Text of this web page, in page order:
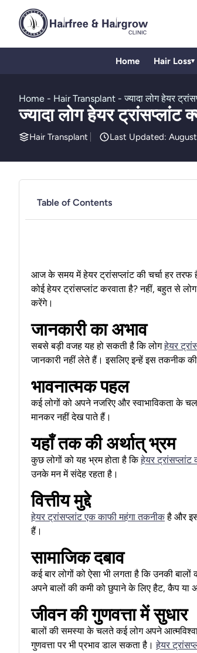
Home Hair Loss▾
Home - Hair Transplant -ज्यादा लोग हेयर
ज्यादा लोग हेयर ट्रांसप्लांट
Hair Transplant Last Updated:
Table of Contents
आज के समय में हेयर ट्रांसप्लांट की चर्चा हर तरफ
कोई हेयर ट्रांसप्लांट करवाता है? नहीं, बहुत से
करेंगे।
जानकारी का अभाव
सबसे बड़ी वजह यह हो सकती है कि लोगहेयर
जानकारी नहीं लेते हैं। इसलिए इन्हें इस तकनीक की
भावनात्मक पहल
कई लोगों को अपने नजरिए और स्वाभाविकता के
मानकर नहीं देख पाते हैं।
यहाँ तक की अर्थात् भ्रम
कुछ लोगों को यह भ्रम होता है किहेयर ट्रांसप्लांट
उनके मन में संदेह रहता है।
वित्तीय मुद्दे
हेयर ट्रांसप्लांट एक काफी महंगा तकनीकहै और
हैं।
सामाजिक दबाव
कई बार लोगों को ऐसा भी लगता है कि उनकी
अपने बालों की कमी को छुपाने के लिए हैट, कैप या
जीवन की गुणवत्ता में सुधार
बालों की समस्या के चलते कई लोग अपने
गुणवत्ता पर भी प्रभाव डाल सकता है।हेयर